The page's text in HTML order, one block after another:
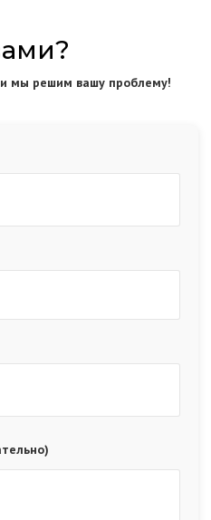
мы решим вашу проблему!